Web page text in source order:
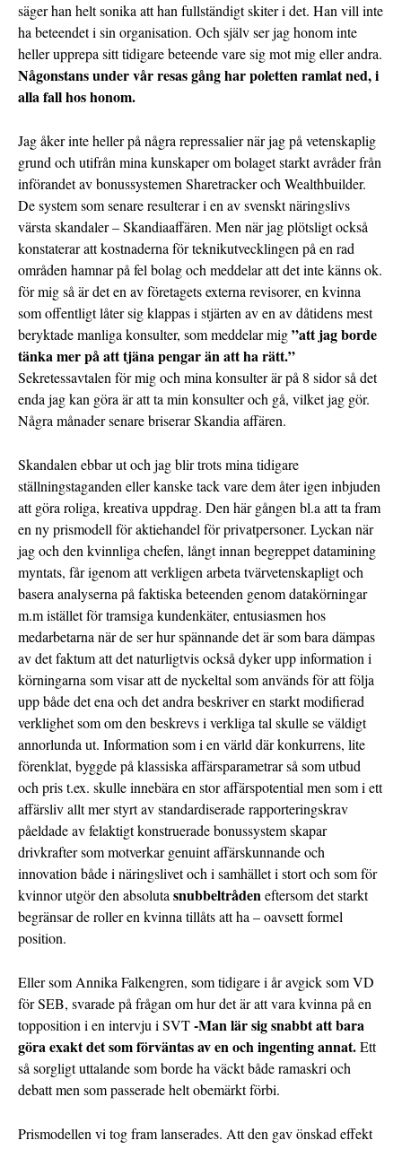
säger han helt sonika att han fullständigt skiter i det. Han vill inte
ha beteendet i sin organisation. Och själv ser jag honom inte
heller upprepa sitt tidigare beteende vare sig mot mig eller andra.
Någonstans under vår resas gång har poletten ramlat ned, i
alla fall hos honom.
Jag åker inte heller på några repressalier när jag på vetenskaplig
grund och utifrån mina kunskaper om bolaget starkt avråder från
införandet av bonussystemen Sharetracker och Wealthbuilder.
De system som senare resulterar i en av svenskt näringslivs
värsta skandaler – Skandiaaffären. Men när jag plötsligt också
konstaterar att kostnaderna för teknikutvecklingen på en rad
områden hamnar på fel bolag och meddelar att det inte känns ok.
för mig så är det en av företagets externa revisorer, en kvinna
som offentligt låter sig klappas i stjärten av en av dåtidens mest
beryktade manliga konsulter, som meddelar mig”att jag borde
tänka mer på att tjäna pengar än att ha rätt.”
Sekretessavtalen för mig och mina konsulter är på 8 sidor så det
enda jag kan göra är att ta min konsulter och gå, vilket jag gör.
Några månader senare briserar Skandia affären.
Skandalen ebbar ut och jag blir trots mina tidigare
ställningstaganden eller kanske tack vare dem åter igen inbjuden
att göra roliga, kreativa uppdrag. Den här gången bl.a att ta fram
en ny prismodell för aktiehandel för privatpersoner. Lyckan när
jag och den kvinnliga chefen, långt innan begreppet datamining
myntats, får igenom att verkligen arbeta tvärvetenskapligt och
basera analyserna på faktiska beteenden genom datakörningar
m.m istället för tramsiga kundenkäter, entusiasmen hos
medarbetarna när de ser hur spännande det är som bara dämpas
av det faktum att det naturligtvis också dyker upp information i
körningarna som visar att de nyckeltal som används för att följa
upp både det ena och det andra beskriver en starkt modifierad
verklighet som om den beskrevs i verkliga tal skulle se väldigt
annorlunda ut. Information som i en värld där konkurrens, lite
förenklat, byggde på klassiska affärsparametrar så som utbud
och pris t.ex. skulle innebära en stor affärspotential men som i ett
affärsliv allt mer styrt av standardiserade rapporteringskrav
påeldade av felaktigt konstruerade bonussystem skapar
drivkrafter som motverkar genuint affärskunnande och
innovation både i näringslivet och i samhället i stort och som för
kvinnor utgör den absoluta snubbeltrådeneftersom det starkt
begränsar de roller en kvinna tillåts att ha – oavsett formel
position.
Eller som Annika Falkengren, som tidigare i år avgick som VD
för SEB, svarade på frågan om hur det är att vara kvinna på en
topposition i en intervju i SVT-Man lär sig snabbt att bara
göra exakt det som förväntas av en och ingenting annat.Ett
så sorgligt uttalande som borde ha väckt både ramaskri och
debatt men som passerade helt obemärkt förbi.
Prismodellen vi tog fram lanserades. Att den gav önskad effekt